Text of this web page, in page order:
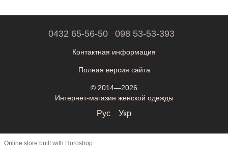
0432 65-56-50 098 53-53-393
Контактная информация
Полная версия сайта
© 2014—2026
Интернет-магазин женской одежды
Рус Укр
Online store built with Horoshop